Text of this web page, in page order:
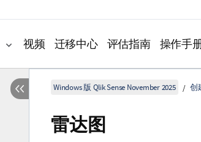
视频 迁移中心 评估指南 操作手
Windows 版 Qlik Sense November 2025 创
雷达图